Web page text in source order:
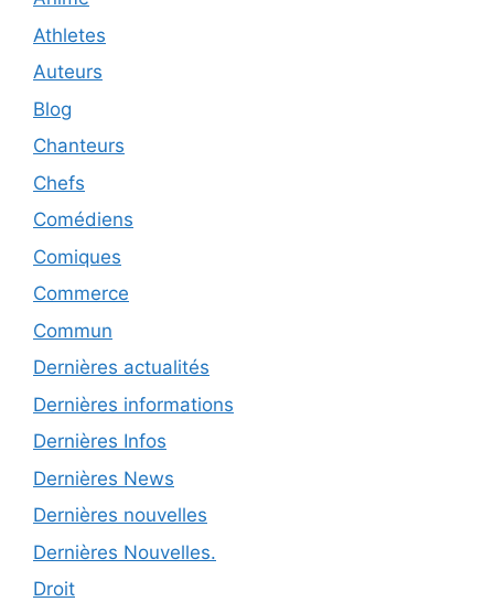
Athletes
Auteurs
Blog
Chanteurs
Chefs
Comédiens
Comiques
Commerce
Commun
Dernières actualités
Dernières informations
Dernières Infos
Dernières News
Dernières nouvelles
Dernières Nouvelles.
Droit